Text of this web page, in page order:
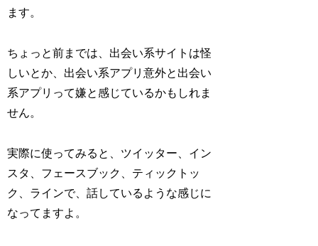
ます。
ちょっと前までは、出会い系サイトは怪
しいとか、出会い系アプリ意外と出会い
系アプリって嫌と感じているかもしれま
せん。
実際に使ってみると、ツイッター、イン
スタ、フェースブック、ティックトッ
ク、ラインで、話しているような感じに
なってますよ。